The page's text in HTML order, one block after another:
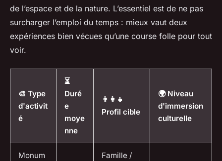
de l’espace et de la nature. L’essentiel est de ne pas
surcharger l’emploi du temps : mieux vaut deux
expériences bien vécues qu’une course folle pour tout
voir.
🎨 Type
d'activit
é
⏳
Duré
e
moye
nne
👨‍👩‍👧
Profil cible
🌍 Niveau
d'immersion
culturelle
Monum Famille /